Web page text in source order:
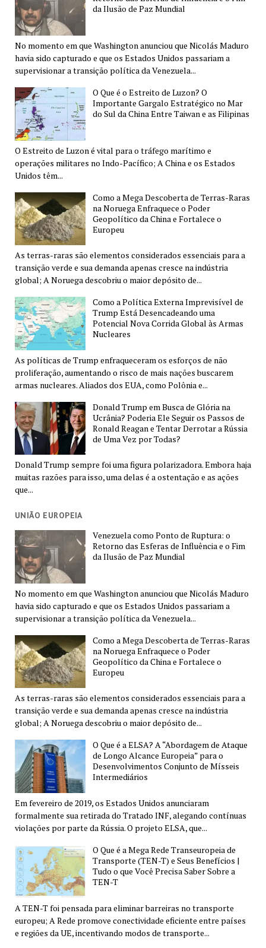
da Ilusão de Paz Mundial
No momento em que Washington anunciou que Nicolás Maduro
havia sido capturado e que os Estados Unidos passariam a
supervisionar a transição política da Venezuela...
O Que é o Estreito de Luzon? O
Importante Gargalo Estratégico no Mar
do Sul da China Entre Taiwan e as Filipinas
O Estreito de Luzon é vital para o tráfego marítimo e
operações militares no Indo-Pacífico; A China e os Estados
Unidos têm...
Como a Mega Descoberta de Terras-Raras
na Noruega Enfraquece o Poder
Geopolítico da China e Fortalece o
Europeu
As terras-raras são elementos considerados essenciais para a
transição verde e sua demanda apenas cresce na indústria
global; A Noruega descobriu o maior depósito de...
Como a Política Externa Imprevisível de
Trump Está Desencadeando uma
Potencial Nova Corrida Global às Armas
Nucleares
As políticas de Trump enfraqueceram os esforços de não
proliferação, aumentando o risco de mais nações buscarem
armas nucleares. Aliados dos EUA, como Polônia e...
Donald Trump em Busca de Glória na
Ucrânia? Poderia Ele Seguir os Passos de
Ronald Reagan e Tentar Derrotar a Rússia
de Uma Vez por Todas?
Donald Trump sempre foi uma figura polarizadora. Embora haja
muitas razões para isso, uma delas é a ostentação e as ações
que...
UNIÃO EUROPEIA
Venezuela como Ponto de Ruptura: o
Retorno das Esferas de Influência e o Fim
da Ilusão de Paz Mundial
No momento em que Washington anunciou que Nicolás Maduro
havia sido capturado e que os Estados Unidos passariam a
supervisionar a transição política da Venezuela...
Como a Mega Descoberta de Terras-Raras
na Noruega Enfraquece o Poder
Geopolítico da China e Fortalece o
Europeu
As terras-raras são elementos considerados essenciais para a
transição verde e sua demanda apenas cresce na indústria
global; A Noruega descobriu o maior depósito de...
O Que é a ELSA? A “Abordagem de Ataque
de Longo Alcance Europeia” para o
Desenvolvimentos Conjunto de Mísseis
Intermediários
Em fevereiro de 2019, os Estados Unidos anunciaram
formalmente sua retirada do Tratado INF, alegando contínuas
violações por parte da Rússia. O projeto ELSA, que...
O Que é a Mega Rede Transeuropeia de
Transporte (TEN-T) e Seus Benefícios |
Tudo o que Você Precisa Saber Sobre a
TEN-T
A TEN-T foi pensada para eliminar barreiras no transporte
europeu; A Rede promove conectividade eficiente entre países
e regiões da UE, incentivando modos de transporte...